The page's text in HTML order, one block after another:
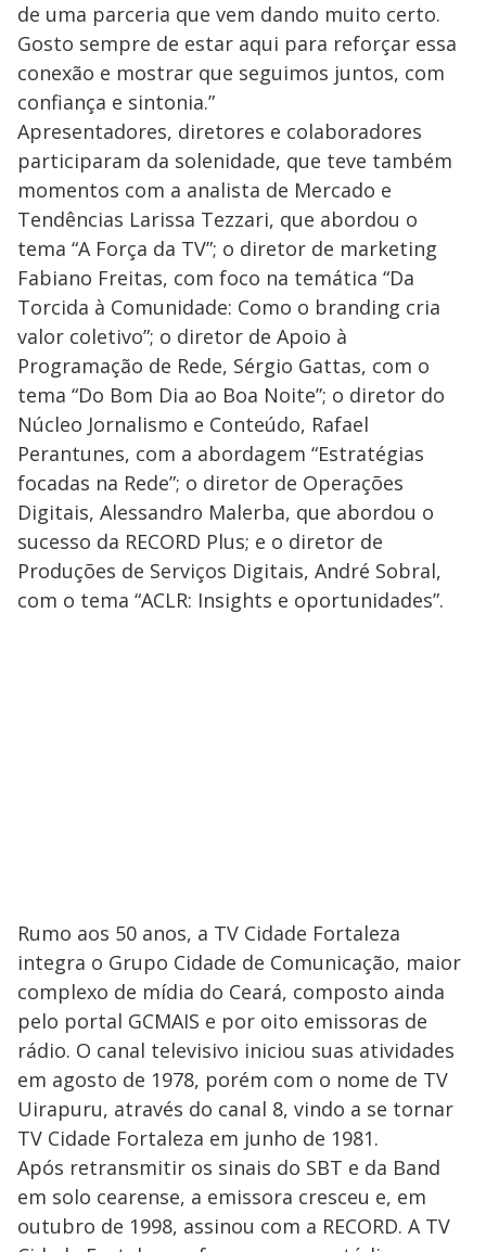
de uma parceria que vem dando muito certo.
Gosto sempre de estar aqui para reforçar essa
conexão e mostrar que seguimos juntos, com
confiança e sintonia.”
Apresentadores, diretores e colaboradores
participaram da solenidade, que teve também
momentos com a analista de Mercado e
Tendências Larissa Tezzari, que abordou o
tema “A Força da TV”; o diretor de marketing
Fabiano Freitas, com foco na temática “Da
Torcida à Comunidade: Como o branding cria
valor coletivo”; o diretor de Apoio à
Programação de Rede, Sérgio Gattas, com o
tema “Do Bom Dia ao Boa Noite”; o diretor do
Núcleo Jornalismo e Conteúdo, Rafael
Perantunes, com a abordagem “Estratégias
focadas na Rede”; o diretor de Operações
Digitais, Alessandro Malerba, que abordou o
sucesso da RECORD Plus; e o diretor de
Produções de Serviços Digitais, André Sobral,
com o tema “ACLR: Insights e oportunidades”.
Rumo aos 50 anos, a TV Cidade Fortaleza
integra o Grupo Cidade de Comunicação, maior
complexo de mídia do Ceará, composto ainda
pelo portal GCMAIS e por oito emissoras de
rádio. O canal televisivo iniciou suas atividades
em agosto de 1978, porém com o nome de TV
Uirapuru, através do canal 8, vindo a se tornar
TV Cidade Fortaleza em junho de 1981.
Após retransmitir os sinais do SBT e da Band
em solo cearense, a emissora cresceu e, em
outubro de 1998, assinou com a RECORD. A TV